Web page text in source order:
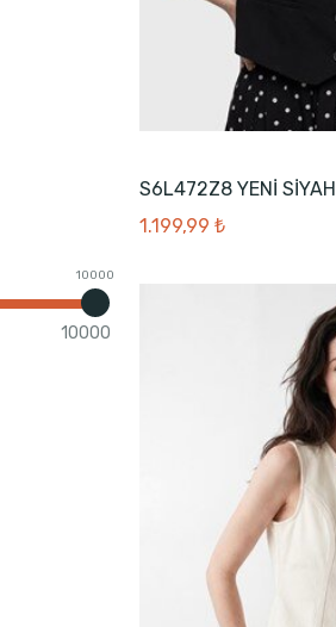
10000
10000
S6L472Z8 YENİ SİYAH
1.199,99 ₺